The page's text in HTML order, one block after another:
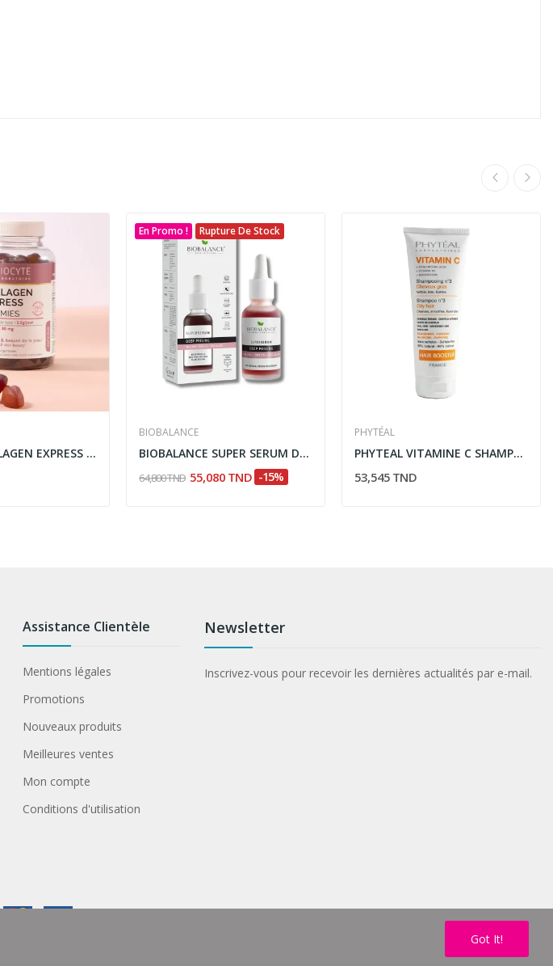
BIOCYTE COLLAGEN EXPRESS 45 GUMMIES
En Promo ! Rupture De Stock
BIOBALANCE
BIOBALANCE SUPER SERUM DEEP PEELING 30ML
64,800 TND 55,080 TND -15%
PHYTÉAL
PHYTEAL VITAMINE C SHAMPOOING BOOSTER N°3...
53,545 TND
Assistance Clientèle
Mentions légales
Promotions
Nouveaux produits
Meilleures ventes
Mon compte
Conditions d'utilisation
Newsletter
Inscrivez-vous pour recevoir les dernières actualités par e-mail.
Got It!